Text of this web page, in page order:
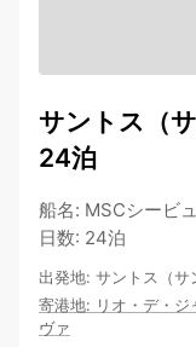
サントス（
24泊
船名: MSCシービ
日数: 24泊
出発地: サントス（サ
寄港地: リオ・デ・ジ
ヴァ